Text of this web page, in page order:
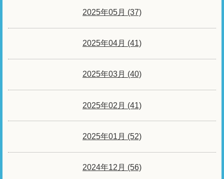
2025年05月 (37)
2025年04月 (41)
2025年03月 (40)
2025年02月 (41)
2025年01月 (52)
2024年12月 (56)